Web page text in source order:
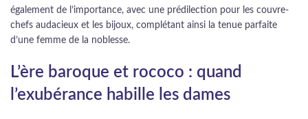
également de l’importance, avec une prédilection pour les couvre-
chefs audacieux et les bijoux, complétant ainsi la tenue parfaite
d’une femme de la noblesse.
L’ère baroque et rococo : quand
l’exubérance habille les dames